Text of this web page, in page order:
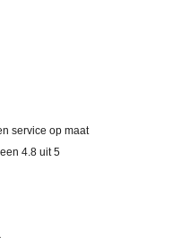
service op maat
4.8 uit 5